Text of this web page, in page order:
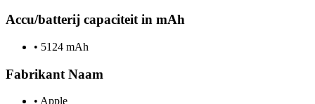
Accu/batterij capaciteit in mAh
• 5124 mAh
Fabrikant Naam
• Apple